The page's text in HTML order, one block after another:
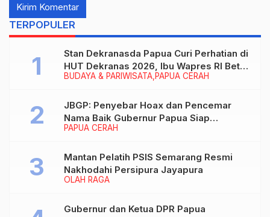
TERPOPULER
BUDAYA & PARIWISATA PAPUA CERAH
Stan Dekranasda Papua Curi Perhatian di
HUT Dekranas 2026, Ibu Wapres RI Betah
Menikmati Karya Perajin
PAPUA CERAH
JBGP: Penyebar Hoax dan Pencemar
Nama Baik Gubernur Papua Siap
Berhadapan dengan Hukum!
OLAH RAGA
Mantan Pelatih PSIS Semarang Resmi
Nakhodahi Persipura Jayapura
Gubernur dan Ketua DPR Papua